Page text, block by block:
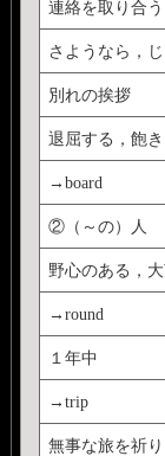
連絡を取り合う
さようなら，
別れの挨拶
退屈する，飽き
→board
②（～の）人
野心のある，
→round
１年中
→trip
無事な旅を祈